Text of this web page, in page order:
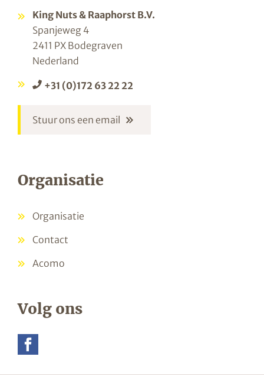
King Nuts & Raaphorst B.V.
Spanjeweg 4
2411 PX Bodegraven
Nederland
+31 (0)172 63 22 22
Stuur ons een email
Organisatie
Organisatie
Contact
Acomo
Volg ons